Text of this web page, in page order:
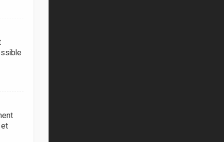
et